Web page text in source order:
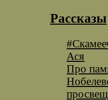
Рассказы
Ася
Про